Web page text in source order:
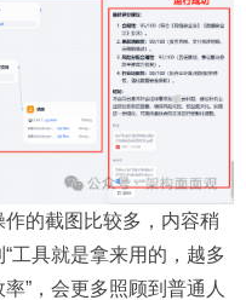
的截图比较多，内容稍
工具就是拿来用的，越多
”，会更多照顾到普通人